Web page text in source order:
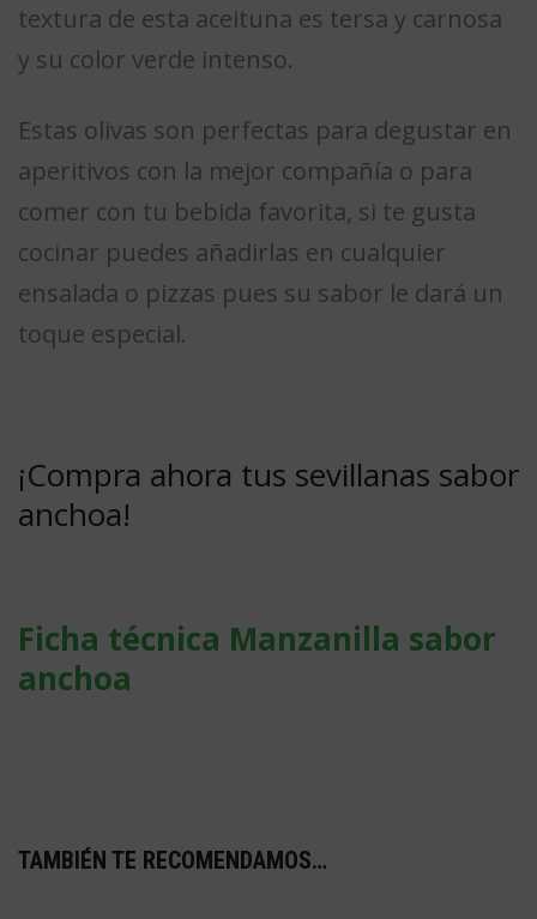
textura de esta aceituna es tersa y carnosa
y su color verde intenso.
Estas olivas son perfectas para degustar en
aperitivos con la mejor compañía o para
comer con tu bebida favorita, si te gusta
cocinar puedes añadirlas en cualquier
ensalada o pizzas pues su sabor le dará un
toque especial.
¡Compra ahora tus sevillanas sabor
anchoa!
Ficha técnica Manzanilla sabor
anchoa
TAMBIÉN TE RECOMENDAMOS…